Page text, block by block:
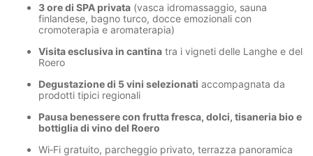
3 ore di SPA privata (vasca idromassaggio, sauna
finlandese, bagno turco, docce emozionali con
cromoterapia e aromaterapia)
Visita esclusiva in cantina tra i vigneti delle Langhe e del
Roero
Degustazione di 5 vini selezionati accompagnata da
prodotti tipici regionali
Pausa benessere con frutta fresca, dolci, tisaneria bio e
bottiglia di vino del Roero
Wi‑Fi gratuito, parcheggio privato, terrazza panoramica